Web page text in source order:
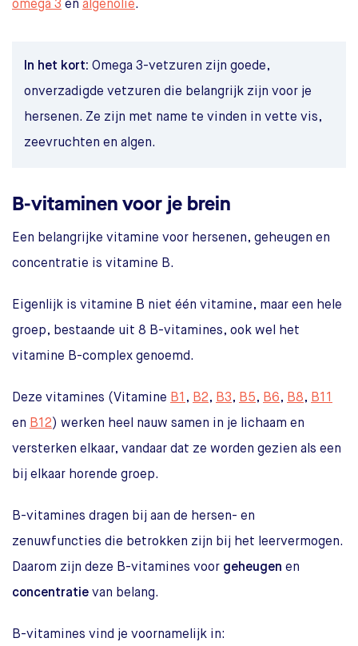
omega 3 en algenolie.
In het kort: Omega 3-vetzuren zijn goede,
onverzadigde vetzuren die belangrijk zijn voor je
hersenen. Ze zijn met name te vinden in vette vis,
zeevruchten en algen.
B-vitaminen voor je brein
Een belangrijke vitamine voor hersenen, geheugen en
concentratie is vitamine B.
Eigenlijk is vitamine B niet één vitamine, maar een hele
groep, bestaande uit 8 B-vitamines, ook wel het
vitamine B-complex genoemd.
Deze vitamines (Vitamine B1 , B2, B3, B5, B6, B8, B11
en B12) werken heel nauw samen in je lichaam en
versterken elkaar, vandaar dat ze worden gezien als een
bij elkaar horende groep.
B-vitamines dragen bij aan de hersen- en
zenuwfuncties die betrokken zijn bij het leervermogen.
Daarom zijn deze B-vitamines voor geheugen en
concentratie van belang.
B-vitamines vind je voornamelijk in: